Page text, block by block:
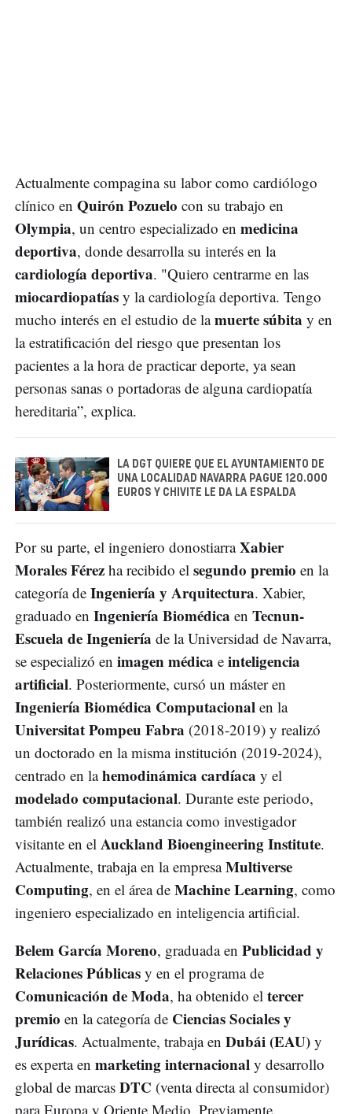
Actualmente compagina su labor como cardiólogo
clínico en Quirón Pozuelo con su trabajo en
Olympia, un centro especializado en medicina
deportiva, donde desarrolla su interés en la
cardiología deportiva. "Quiero centrarme en las
miocardiopatías y la cardiología deportiva. Tengo
mucho interés en el estudio de lamuerte súbita y en
la estratificación del riesgo que presentan los
pacientes a la hora de practicar deporte, ya sean
personas sanas o portadoras de alguna cardiopatía
hereditaria”, explica.
LA DGT QUIERE QUE EL AYUNTAMIENTO DE
UNA LOCALIDAD NAVARRA PAGUE 120.000
EUROS Y CHIVITE LE DA LA ESPALDA
Por su parte, el ingeniero donostiarraXabier
Morales Férez ha recibido el segundo premio en la
categoría de Ingeniería y Arquitectura. Xabier,
graduado en Ingeniería Biomédica en Tecnun-
Escuela de Ingeniería de la Universidad de Navarra,
se especializó en imagen médica e inteligencia
artificial. Posteriormente, cursó un máster en
Ingeniería Biomédica Computacional en la
Universitat Pompeu Fabra (2018-2019) y realizó
un doctorado en la misma institución (2019-2024),
centrado en lahemodinámica cardíaca y el
modelado computacional. Durante este periodo,
también realizó una estancia como investigador
visitante en el Auckland Bioengineering Institute.
Actualmente, trabaja en la empresaMultiverse
Computing, en el área de Machine Learning, como
ingeniero especializado en inteligencia artificial.
Belem García Moreno, graduada en Publicidad y
Relaciones Públicas y en el programa de
Comunicación de Moda, ha obtenido el tercer
premio en la categoría de Ciencias Sociales y
Jurídicas. Actualmente, trabaja en Dubái (EAU) y
es experta en marketing internacional y desarrollo
global de marcas DTC (venta directa al consumidor)
para Europa y Oriente Medio. Previamente,